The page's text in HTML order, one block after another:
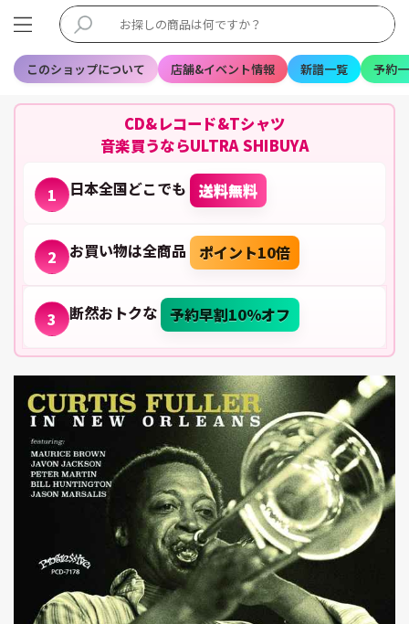
このショップについて 店舗&イベント情報 新譜一覧 予約
CD&レコード&Tシャツ
音楽買うならULTRA SHIBUYA
1 日本全国どこでも 送料無料
2 お買い物は全商品 ポイント10倍
3 断然おトクな 予約早割10%オフ